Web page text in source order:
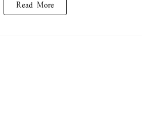
Read More